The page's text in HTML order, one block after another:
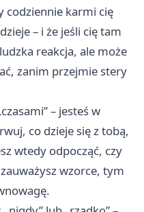
codziennie karmi cię
– i że jeśli cię tam
reakcja, ale może
zanim przejmie stery
– jesteś w
co dzieje się z tobą,
wtedy odpocząć, czy
wzorce, tym